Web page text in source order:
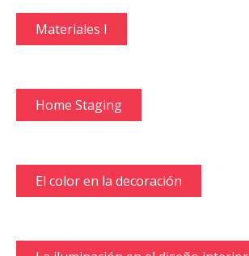
Materiales I
Home Staging
El color en la decoración